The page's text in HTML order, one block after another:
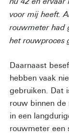
voor mij heeft.
rouwmeter had
het rouwproces
Daarnaast
hebben vaak
gebruiken. Dat
rouw binnen de
in een
rouwmeter een